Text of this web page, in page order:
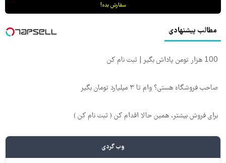
سفارش بده!
مطالب پیشنهادی
100 هزار تومن پاداش بگیر | ثبت نام کن
صاحب فروشگاه هستی؟ وام تا ۳ میلیارد تومان بگیر
برای فروش بیشتر، همین حالا اقدام کن ( ثبت نام کن )
وب گردی